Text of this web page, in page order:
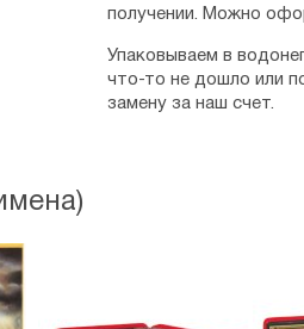
получении. Можно
Упаковываем в
что-то не дошло или
замену за наш счет.